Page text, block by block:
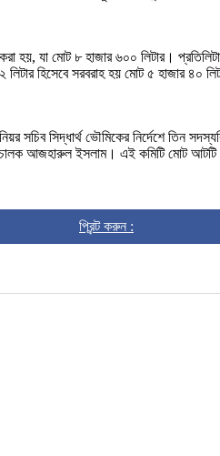
হয়, যা মোট ৮ হাজার ৬০০ লিটার।
হিসেবে সরবরাহ হয় মোট ৫ হাজার ৪০
সিদ্ধার্থ ভৌমিকের নির্দেশে তিন
আজহারুল ইসলাম। এই কমিটি মোট আটটি
প্রিন্ট করুন :